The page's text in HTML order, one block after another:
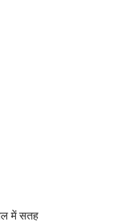
में सतह